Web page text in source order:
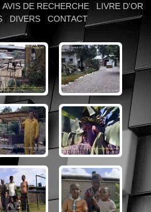
AVIS DE RECHERCHE| LIVRE D'OR
| DIVERS| CONTACT